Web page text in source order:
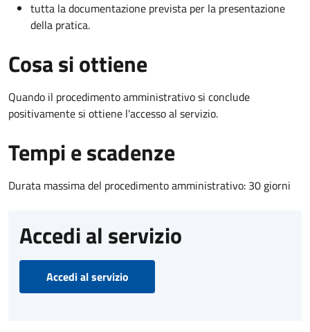
tutta la documentazione prevista per la presentazione
della pratica.
Cosa si ottiene
Quando il procedimento amministrativo si conclude
positivamente si ottiene l'accesso al servizio.
Tempi e scadenze
Durata massima del procedimento amministrativo: 30 giorni
Accedi al servizio
Accedi al servizio